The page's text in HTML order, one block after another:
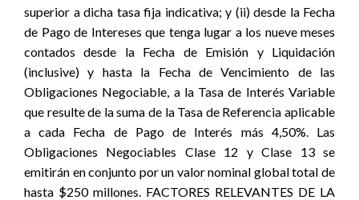
superior a dicha tasa fija indicativa; y (ii) desde la Fecha
de Pago de Intereses que tenga lugar a los nueve meses
contados desde la Fecha de Emisión y Liquidación
(inclusive) y hasta la Fecha de Vencimiento de las
Obligaciones Negociable, a la Tasa de Interés Variable
que resulte de la suma de la Tasa de Referencia aplicable
a cada Fecha de Pago de Interés más 4,50%. Las
Obligaciones Negociables Clase 12 y Clase 13 se
emitirán en conjunto por un valor nominal global total de
hasta $250 millones. FACTORES RELEVANTES DE LA